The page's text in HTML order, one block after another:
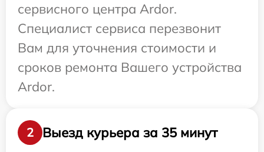
сервисного центра Ardor.
Специалист сервиса перезвонит
Вам для уточнения стоимости и
сроков ремонта Вашего устройства
Ardor.
2 Выезд курьера за 35 минут